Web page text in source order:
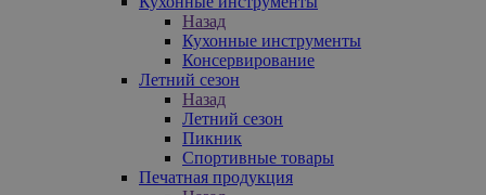
Назад
Кухонные инструменты
Консервирование
Летний сезон
Назад
Летний сезон
Пикник
Спортивные товары
Печатная продукция